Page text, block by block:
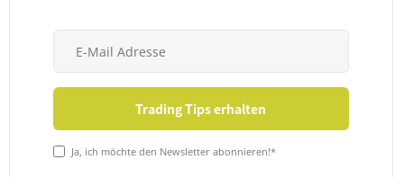
Ja, ich möchte den Newsletter abonnieren!*